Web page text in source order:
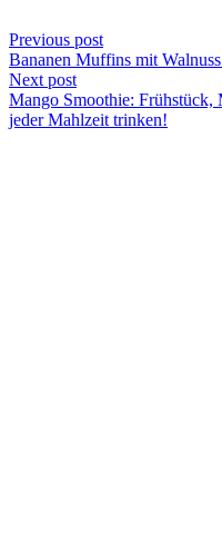
Previous post
Bananen Muffins mit
Next post
Mango Smoothie:
jeder Mahlzeit trinken!